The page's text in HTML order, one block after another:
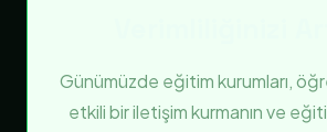
Günümüzde eğitim kurumları,
etkili bir iletişim kurmanın ve